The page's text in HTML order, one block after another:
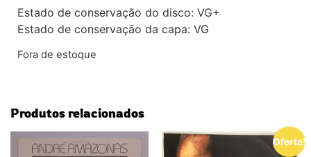
Estado de conservação do disco: VG+
Estado de conservação da capa: VG
Fora de estoque
Produtos relacionados
Oferta!